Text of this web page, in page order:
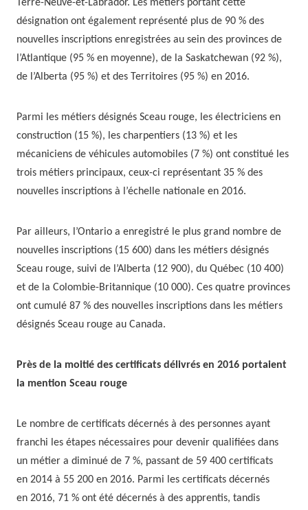
Terre-Neuve-et-Labrador. Les métiers portant cette
désignation ont également représenté plus de 90 % des
nouvelles inscriptions enregistrées au sein des provinces de
l’Atlantique (95 % en moyenne), de la Saskatchewan (92 %),
de l’Alberta (95 %) et des Territoires (95 %) en 2016.
Parmi les métiers désignés Sceau rouge, les électriciens en
construction (15 %), les charpentiers (13 %) et les
mécaniciens de véhicules automobiles (7 %) ont constitué les
trois métiers principaux, ceux-ci représentant 35 % des
nouvelles inscriptions à l’échelle nationale en 2016.
Par ailleurs, l’Ontario a enregistré le plus grand nombre de
nouvelles inscriptions (15 600) dans les métiers désignés
Sceau rouge, suivi de l’Alberta (12 900), du Québec (10 400)
et de la Colombie-Britannique (10 000). Ces quatre provinces
ont cumulé 87 % des nouvelles inscriptions dans les métiers
désignés Sceau rouge au Canada.
Près de la moitié des certificats délivrés en 2016 portaient
la mention Sceau rouge
Le nombre de certificats décernés à des personnes ayant
franchi les étapes nécessaires pour devenir qualifiées dans
un métier a diminué de 7 %, passant de 59 400 certificats
en 2014 à 55 200 en 2016. Parmi les certificats décernés
en 2016, 71 % ont été décernés à des apprentis, tandis